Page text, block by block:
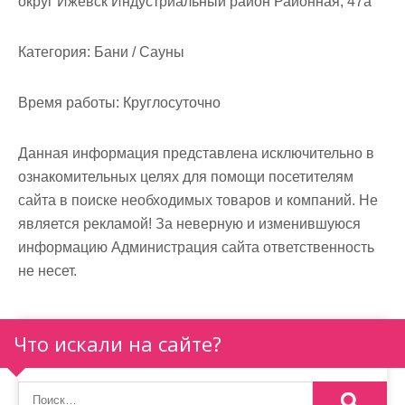
Категория: Бани / Сауны
Время работы: Круглосуточно
Данная информация представлена исключительно в
ознакомительных целях для помощи посетителям
сайта в поиске необходимых товаров и компаний. Не
является рекламой! За неверную и изменившуюся
информацию Администрация сайта ответственность
не несет.
Что искали на сайте?